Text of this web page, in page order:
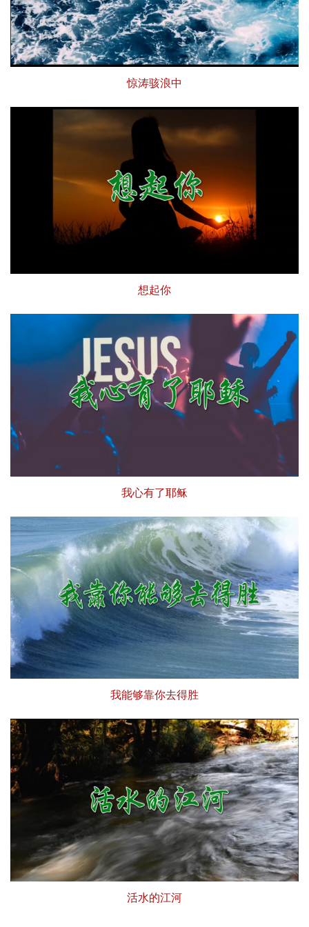
惊涛骇浪中
想起你
我心有了耶稣
我能够靠你去得胜
活水的江河